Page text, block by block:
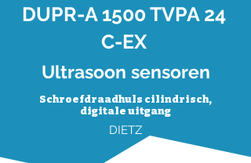
DUPR-A 1500 TVPA 24
C-EX
Ultrasoon sensoren
Schroefdraadhuls cilindrisch,
digitale uitgang
DIETZ